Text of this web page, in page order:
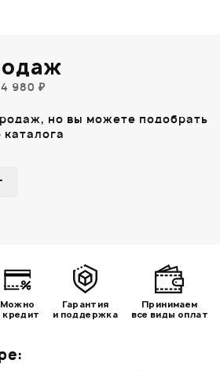
980 ₽
но вы можете подобрать
Можно
кредит
Гарантия
и поддержка
Принимаем
все виды оплат